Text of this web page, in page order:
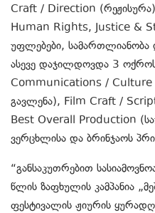
Craft / Direction
Human Rights, Justice &
უფლებები, სამართლიანობა
ასევე დაჯილდოვდა 3
Communications /
გავლენა), Film Craft /
Best Overall Production
ვერცხლისა და ბრინჯაოს
“განსაკუთრებით
წლის ზაფხულის კამპანია
ფესტივალის ჟიურის